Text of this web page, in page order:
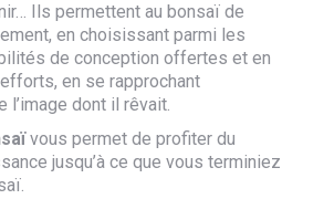
Ils permettent au bonsaï de
en choisissant parmi les
de conception offertes et en
en se rapprochant
dont il rêvait.
vous permet de profiter du
jusqu’à ce que vous terminiez